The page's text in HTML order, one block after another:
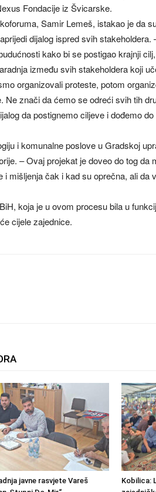
Fondacije iz Švicarske.
Samir Lemeš, istakao je da
dijalog ispred svih stakeholdera.
kako bi se postigao krajnji
između svih stakeholdera koji
organizovali proteste, potom
znači da ćemo se odreći svih tih
da postignemo ciljeve i dođemo
i komunalne poslove u Gradskoj
– Ovaj projekat je doveo do tog da
mišljenja čak i kad su oprečna, ali da
koja je u ovom procesu bila u
cijele zajednice.
javne rasvjete Vareš
Kobilica: